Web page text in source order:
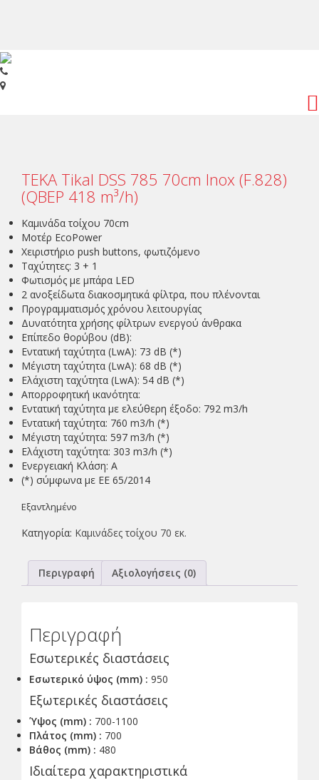
TEKA Tikal DSS 785 70cm Inox (F.828)
(QBEP 418 m³/h)
Καμινάδα τοίχου 70cm
Μοτέρ EcoPower
Χειριστήριο push buttons, φωτιζόμενο
Ταχύτητες: 3 + 1
Φωτισμός με μπάρα LED
2 ανοξείδωτα διακοσμητικά φίλτρα, που πλένονται
Προγραμματισμός χρόνου λειτουργίας
Δυνατότητα χρήσης φίλτρων ενεργού άνθρακα
Επίπεδο θορύβου (dΒ):
Εντατική ταχύτητα (LwA): 73 dΒ (*)
Μέγιστη ταχύτητα (LwA): 68 dB (*)
Ελάχιστη ταχύτητα (LwA): 54 dB (*)
Απορροφητική ικανότητα:
Εντατική ταχύτητα με ελεύθερη έξοδο: 792 m3/h
Eντατική ταχύτητα: 760 m3/h (*)
Mέγιστη ταχύτητα: 597 m3/h (*)
Ελάχιστη ταχύτητα: 303 m3/h (*)
Ενεργειακή Κλάση: Α
(*) σύμφωνα με ΕΕ 65/2014
Εξαντλημένο
Κατηγορία: Καμινάδες τοίχου 70 εκ.
Περιγραφή Αξιολογήσεις (0)
Περιγραφή
Εσωτερικές διαστάσεις
Εσωτερικό ύψος (mm) : 950
Εξωτερικές διαστάσεις
Ύψος (mm) : 700-1100
Πλάτος (mm) : 700
Βάθος (mm) : 480
Ιδιαίτερα χαρακτηριστικά